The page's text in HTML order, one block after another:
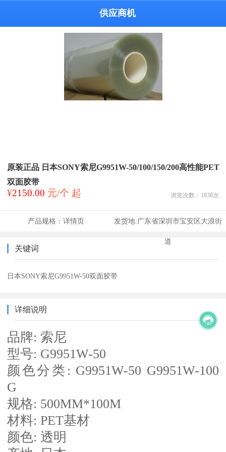
供应商机
原装正品 日本SONY索尼G9951W-50/100/150/200高性能PET
双面胶带
¥2150.00 元/个 起 浏览次数： 1838次
产品规格： 详情页 发货地:广东省深圳市宝安区大浪街
道
关键词
日本SONY索尼G9951W-50双面胶带
详细说明
品牌: 索尼
型号: G9951W-50
颜色分类: G9951W-50 G9951W-100
G
规格: 500MM*100M
材料: PET基材
颜色: 透明